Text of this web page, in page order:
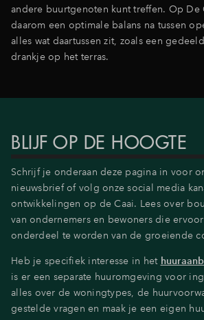
andere buurtgenoten kunt treffen. Op De
daarom een optimale balans na tussen
alles wat daartussen zit, zoals een
drankje op het terras.
BLIJF OP DE HOOGTE
Schrijf je onderaan deze pagina in voor
nieuwsbrief of volg onze social media
ontwikkelingen op de Caai. Lees over
van ondernemers en bewoners die
onderdeel te worden van de groeiende
Heb je specifiek interesse in het
is er een separate huuromgeving voor
alles over de woningtypes, de
gestelde vragen en maak je een eigen